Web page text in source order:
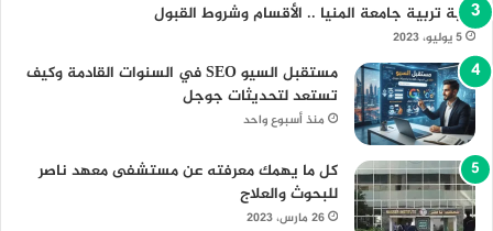
كلية تربية جامعة المنيا .. الأقسام وشروط القبول
5 يوليو، 2023
مستقبل السيو SEO في السنوات القادمة وكيف
تستعد لتحديثات جوجل
منذ أسبوع واحد
كل ما يهمك معرفته عن مستشفى معهد ناصر
للبحوث والعلاج
26 مارس، 2023